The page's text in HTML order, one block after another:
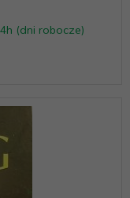
(dni robocze)